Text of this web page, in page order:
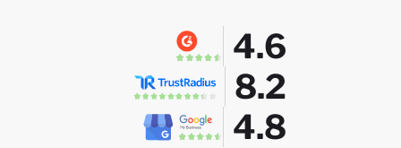
4.6
8.2
4.8